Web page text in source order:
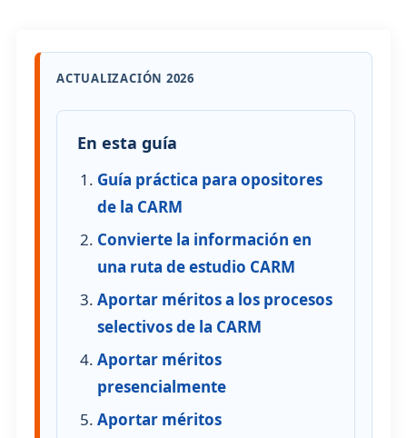
ACTUALIZACIÓN 2026
En esta guía
Guía práctica para opositores
de la CARM
Convierte la información en
una ruta de estudio CARM
Aportar méritos a los procesos
selectivos de la CARM
Aportar méritos
presencialmente
Aportar méritos